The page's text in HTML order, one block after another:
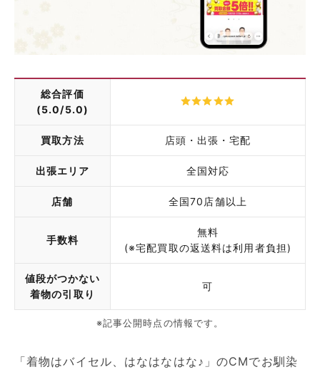
総合評価
(5.0/5.0)
買取方法 店頭・出張・宅配
出張エリア 全国対応
店舗 全国70店舗以上
手数料
無料
(※宅配買取の返送料は利用者負担)
値段がつかない
着物の引取り
可
※記事公開時点の情報です。
「着物はバイセル、はなはなはな♪」のCMでお馴染